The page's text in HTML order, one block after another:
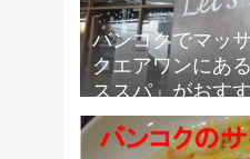
バンコクでマッ
クエアワンにあ
ススパ」がおす